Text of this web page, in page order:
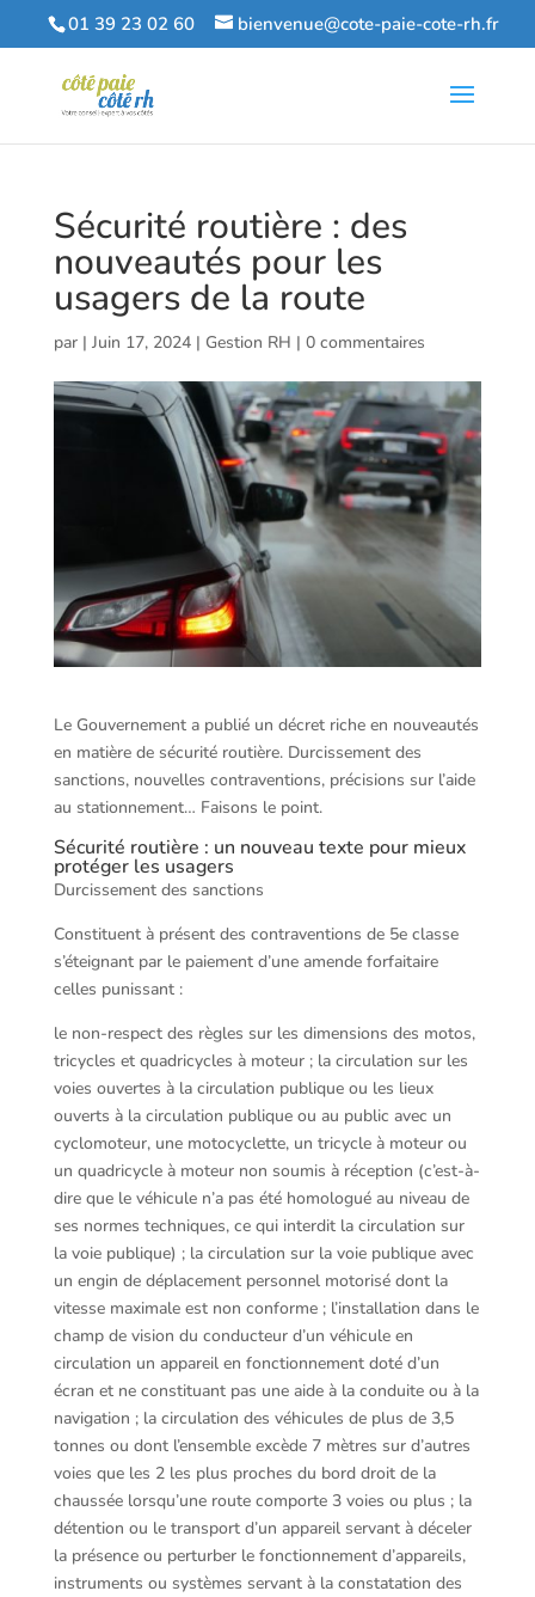
01 39 23 02 60 bienvenue@cote-paie-cote-rh.fr
Sécurité routière : des
nouveautés pour les
usagers de la route
par | Juin 17, 2024| Gestion RH | 0 commentaires
Le Gouvernement a publié un décret riche en nouveautés
en matière de sécurité routière. Durcissement des
sanctions, nouvelles contraventions, précisions sur l’aide
au stationnement… Faisons le point.
Sécurité routière : un nouveau texte pour mieux
protéger les usagers
Durcissement des sanctions
Constituent à présent des contraventions de 5e classe
s’éteignant par le paiement d’une amende forfaitaire
celles punissant :
le non-respect des règles sur les dimensions des motos,
tricycles et quadricycles à moteur ; la circulation sur les
voies ouvertes à la circulation publique ou les lieux
ouverts à la circulation publique ou au public avec un
cyclomoteur, une motocyclette, un tricycle à moteur ou
un quadricycle à moteur non soumis à réception (c’est-à-
dire que le véhicule n’a pas été homologué au niveau de
ses normes techniques, ce qui interdit la circulation sur
la voie publique) ; la circulation sur la voie publique avec
un engin de déplacement personnel motorisé dont la
vitesse maximale est non conforme ; l’installation dans le
champ de vision du conducteur d’un véhicule en
circulation un appareil en fonctionnement doté d’un
écran et ne constituant pas une aide à la conduite ou à la
navigation ; la circulation des véhicules de plus de 3,5
tonnes ou dont l’ensemble excède 7 mètres sur d’autres
voies que les 2 les plus proches du bord droit de la
chaussée lorsqu’une route comporte 3 voies ou plus ; la
détention ou le transport d’un appareil servant à déceler
la présence ou perturber le fonctionnement d’appareils,
instruments ou systèmes servant à la constatation des